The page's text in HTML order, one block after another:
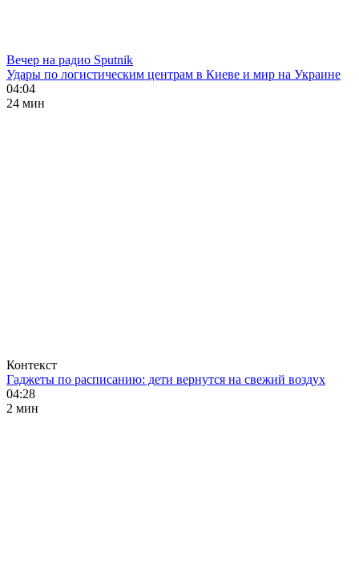
Вечер на радио Sputnik
Удары по логистическим центрам в Киеве и мир на Украине
04:04
24 мин
Контекст
Гаджеты по расписанию: дети вернутся на свежий воздух
04:28
2 мин